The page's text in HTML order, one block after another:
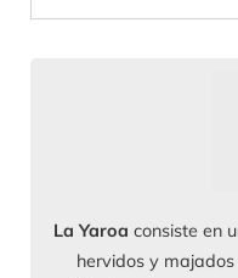
La Yaroa consiste en
hervidos y